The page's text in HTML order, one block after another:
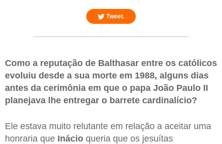
Tweet.
Como a reputação de Balthasar entre os católicos
evoluiu desde a sua morte em 1988, alguns dias
antes da cerimônia em que o papa João Paulo II
planejava lhe entregar o barrete cardinalício?
Ele estava muito relutante em relação a aceitar uma
honraria que Inácio queria que os jesuítas